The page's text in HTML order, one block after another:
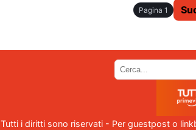
Pagina 1
Tutti i diritti sono riservati - Per guestpost o